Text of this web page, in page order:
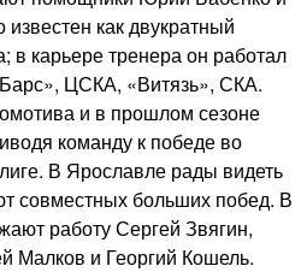
как двукратный
в карьере тренера он работал
ЦСКА, «Витязь», СКА.
и в прошлом сезоне
команду к победе во
В Ярославле рады видеть
совместных больших побед. В
работу Сергей Звягин,
Малков и Георгий Кошель.